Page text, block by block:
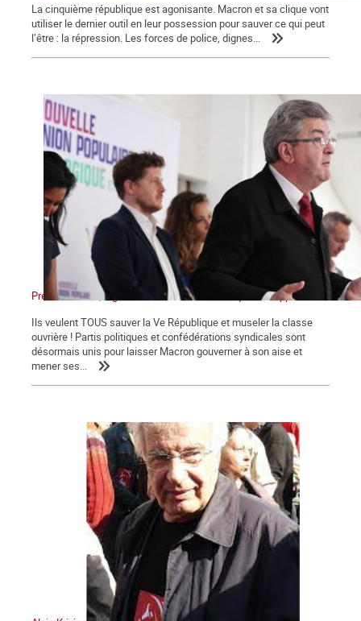
La cinquième république est agonisante. Macron et sa clique vont
utiliser le dernier outil en leur possession pour sauver ce qui peut
l’être : la répression. Les forces de police, dignes...
Présidentielles, législatives : Non au front unique des appareils !
Ils veulent TOUS sauver la Ve République et museler la classe
ouvrière ! Partis politiques et confédérations syndicales sont
désormais unis pour laisser Macron gouverner à son aise et
mener ses...